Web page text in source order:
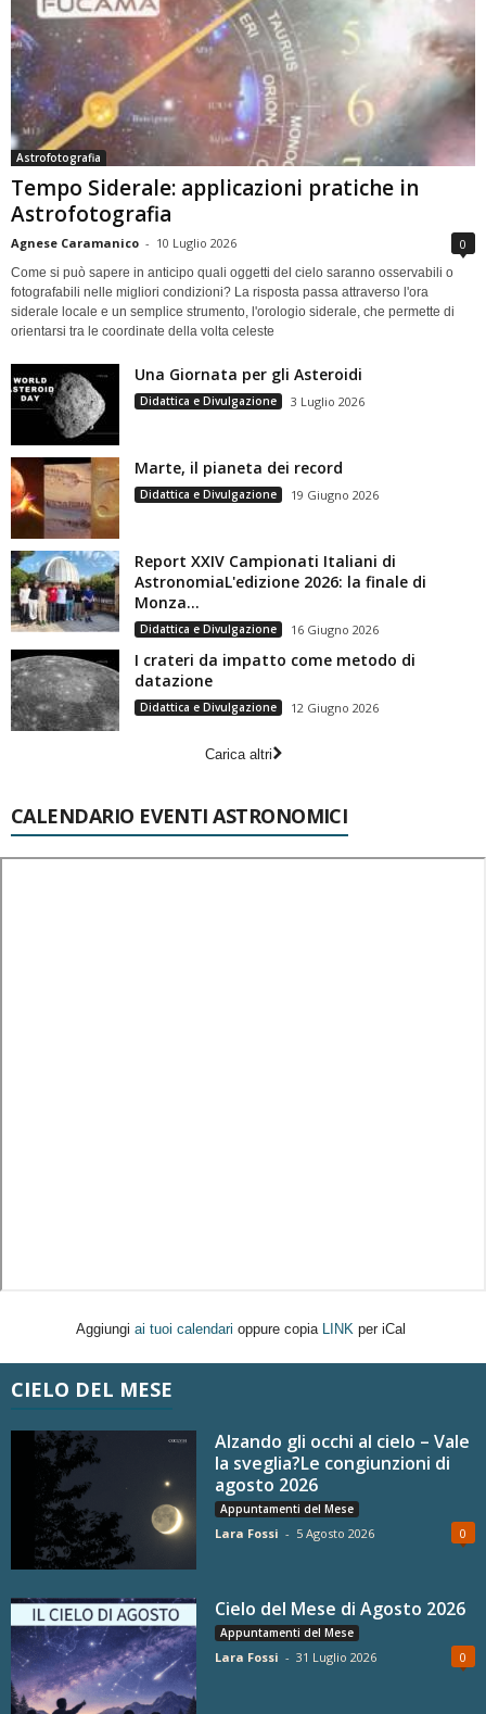
Astrofotografia
Tempo Siderale: applicazioni pratiche in
Astrofotografia
Agnese Caramanico - 10 Luglio 2026 0
Come si può sapere in anticipo quali oggetti del cielo saranno osservabili o
fotografabili nelle migliori condizioni? La risposta passa attraverso l'ora
siderale locale e un semplice strumento, l'orologio siderale, che permette di
orientarsi tra le coordinate della volta celeste
Una Giornata per gli Asteroidi
Didattica e Divulgazione 3 Luglio 2026
Marte, il pianeta dei record
Didattica e Divulgazione 19 Giugno 2026
Report XXIV Campionati Italiani di
AstronomiaL'edizione 2026: la finale di
Monza...
Didattica e Divulgazione 16 Giugno 2026
I crateri da impatto come metodo di
datazione
Didattica e Divulgazione 12 Giugno 2026
Carica altri
CALENDARIO EVENTI ASTRONOMICI
Aggiungi ai tuoi calendari oppure copia LINK per iCal
CIELO DEL MESE
Alzando gli occhi al cielo – Vale
la sveglia?Le congiunzioni di
agosto 2026
Appuntamenti del Mese
Lara Fossi - 5 Agosto 2026 0
Cielo del Mese di Agosto 2026
Appuntamenti del Mese
Lara Fossi - 31 Luglio 2026 0